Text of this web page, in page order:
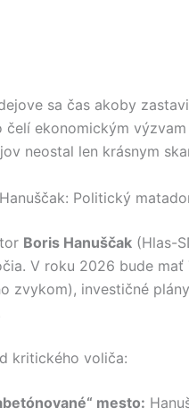
sa čas akoby
čelí ekonomickým
neostal len krásnym
Politický
Boris Hanuščak (Hlas-
V roku 2026 bude
zvykom), investičné
kritického voliča:
mesto: